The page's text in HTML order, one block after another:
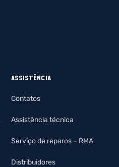
ASSISTÊNCIA
Contatos
Assistência técnica
Serviço de reparos – RMA
Distribuidores